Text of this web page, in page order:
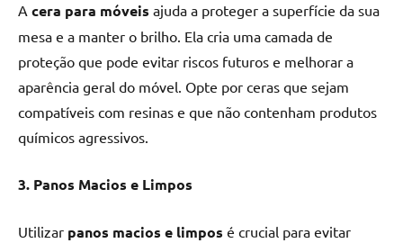
A cera para móveis ajuda a proteger a superfície da sua
mesa e a manter o brilho. Ela cria uma camada de
proteção que pode evitar riscos futuros e melhorar a
aparência geral do móvel. Opte por ceras que sejam
compatíveis com resinas e que não contenham produtos
químicos agressivos.
3. Panos Macios e Limpos
Utilizar panos macios e limpos é crucial para evitar